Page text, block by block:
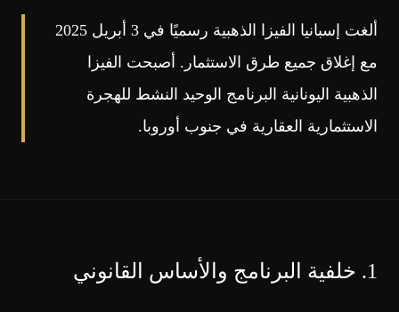
ألغت إسبانيا الفيزا الذهبية رسميًا في 3 أبريل 2025
مع إغلاق جميع طرق الاستثمار. أصبحت الفيزا
الذهبية اليونانية البرنامج الوحيد النشط للهجرة
الاستثمارية العقارية في جنوب أوروبا.
1. خلفية البرنامج والأساس القانوني